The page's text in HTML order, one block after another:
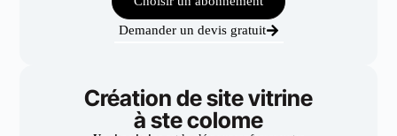
Demander un devis gratuit
Création de site vitrine
à ste colome